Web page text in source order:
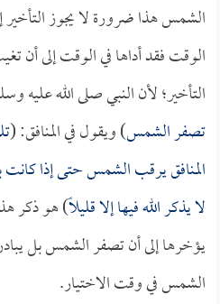
الشمس هذا ضرورة لا يجوز التأخير
الوقت فقد أداها في الوقت إلى أن
التأخير؛ لأن النبي صلى الله عليه
تصفر الشمس) ويقول في المنافق: (
المنافق يرقب الشمس حتى إذا كانت
لا يذكر الله فيها إلا قليلاً) هو ذكر
يؤخرها إلى أن تصفر الشمس بل
الشمس في وقت الاختيار.